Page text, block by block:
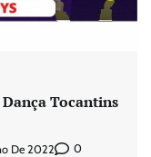
Tocantins
De 2022 0